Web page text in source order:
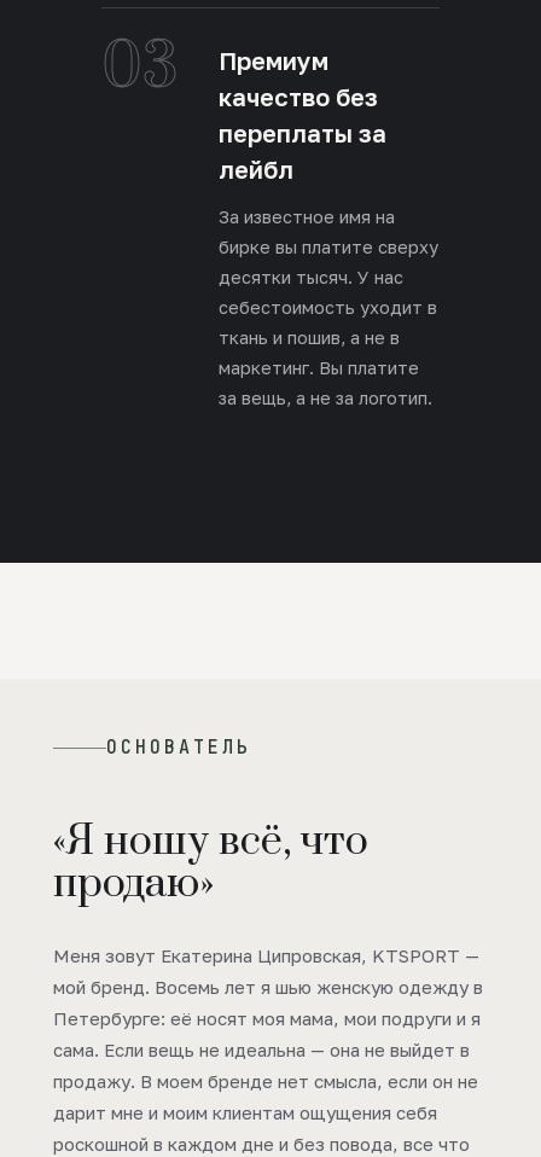
03
Премиум
качество без
переплаты за
лейбл
За известное имя на
бирке вы платите сверху
десятки тысяч. У нас
себестоимость уходит в
ткань и пошив, а не в
маркетинг. Вы платите
за вещь, а не за логотип.
ОСНОВАТЕЛЬ
«Я ношу всё, что
продаю»
Меня зовут Екатерина Ципровская, KTSPORT —
мой бренд. Восемь лет я шью женскую одежду в
Петербурге: её носят моя мама, мои подруги и я
сама. Если вещь не идеальна — она не выйдет в
продажу. В моем бренде нет смысла, если он не
дарит мне и моим клиентам ощущения себя
роскошной в каждом дне и без повода, все что